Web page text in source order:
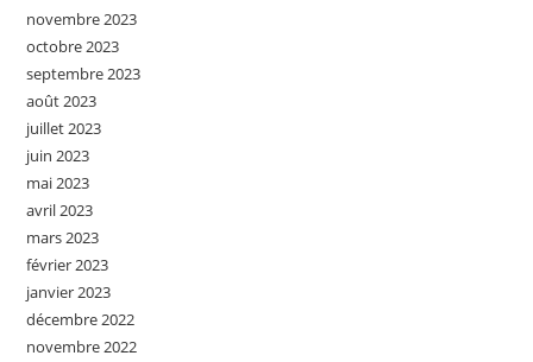
novembre 2023
octobre 2023
septembre 2023
août 2023
juillet 2023
juin 2023
mai 2023
avril 2023
mars 2023
février 2023
janvier 2023
décembre 2022
novembre 2022